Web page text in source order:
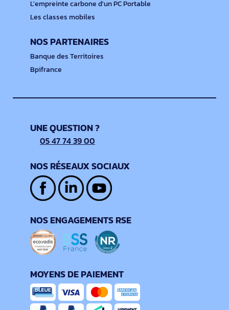
L'empreinte carbone d'un PC Portable
Les classes mobiles
NOS PARTENAIRES
Banque des Territoires
Bpifrance
UNE QUESTION ?
05 47 74 39 00
NOS RÉSEAUX SOCIAUX
NOS ENGAGEMENTS RSE
MOYENS DE PAIEMENT